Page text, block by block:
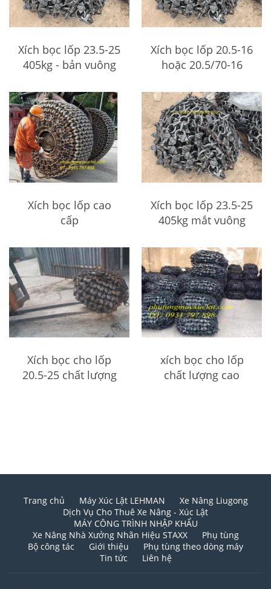
Xích bọc lốp 23.5-25
405kg - bản vuông
Xích bọc lốp 20.5-16
hoặc 20.5/70-16
Xích bọc lốp cao
cấp
Xích bọc lốp 23.5-25
405kg mắt vuông
Xích bọc cho lốp
20.5-25 chất lượng
xích bọc cho lốp
chất lượng cao
Trang chủ Máy Xúc Lật LEHMAN
Xe Nâng Liugong
Dịch Vụ Cho Thuê Xe Nâng - Xúc Lật
MÁY CÔNG TRÌNH NHẬP KHẨU
Xe Nâng Nhà Xưởng Nhãn Hiệu STAXX
Phụ tùng
Bộ công tác
Giới thiệu
Phụ tùng theo dòng máy
Tin tức
Liên hệ